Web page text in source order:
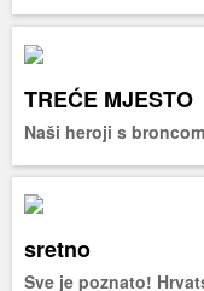
TREĆE MJESTO
Naši heroji s
sretno
Sve je poznato!